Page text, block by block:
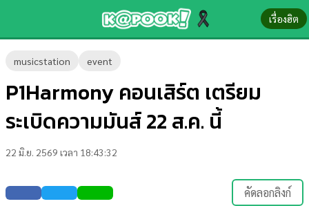
เรื่องฮิต
musicstation event
P1Harmony คอนเสิร์ต เตรียม
ระเบิดความมันส์ 22 ส.ค. นี้
22 มิ.ย. 2569 เวลา 18:43:32
คัดลอกลิงก์
ข่าว-
ความ
รู้
บันเทิง